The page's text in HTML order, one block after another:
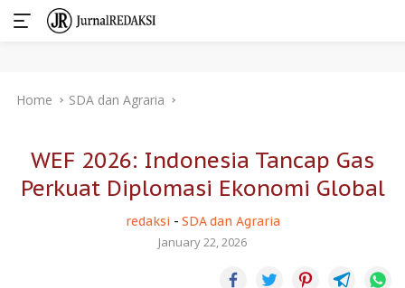
Home SDA dan Agraria
WEF 2026: Indonesia Tancap Gas
Perkuat Diplomasi Ekonomi Global
redaksi - SDA dan Agraria
January 22, 2026